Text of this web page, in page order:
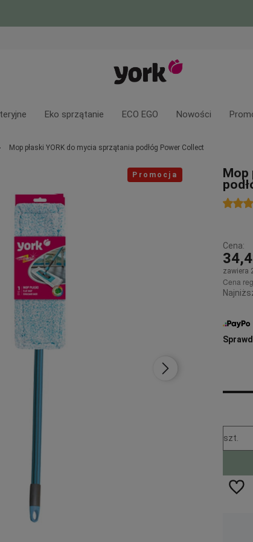
Eko sprzątanie ECO EGO Nowości
Mop płaski YORK do mycia sprzątania podłóg Power Collect
Promocja Mop
Cena:
zawiera
Cena
szt.